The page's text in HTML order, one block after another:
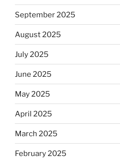
September 2025
August 2025
July 2025
June 2025
May 2025
April 2025
March 2025
February 2025